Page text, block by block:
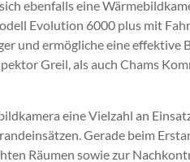
ebenfalls eine
Evolution 6000 plus mit
und ermögliche eine effektive
Greil, als auch Chams
eine Vielzahl an
Gerade beim
Räumen sowie zur